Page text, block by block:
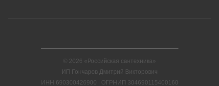
© 2026 «Российская сантехника»
ИП Гончаров Дмитрий Викторович
ИНН 690300426900 | ОГРНИП 304690115400160